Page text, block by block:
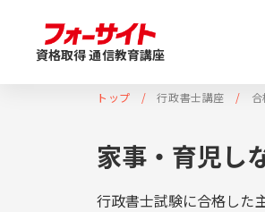
資格取得 通信教育講座
トップ 行政書士講座
家事・育児し
行政書士試験に合格した